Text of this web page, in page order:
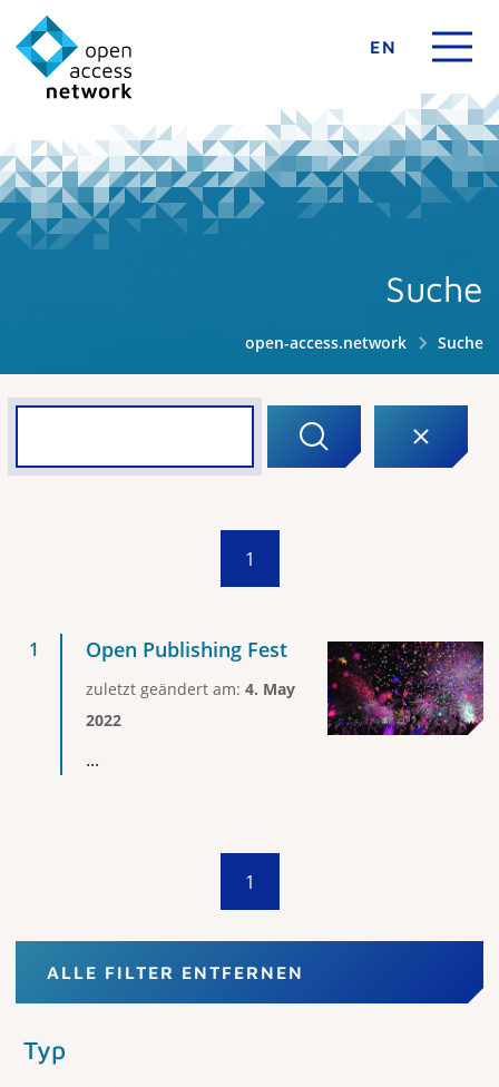
EN
Suche
open-access.network Suche
1
Open Publishing Fest
zuletzt geändert am: 4. May
2022
...
1
ALLE FILTER ENTFERNEN
Typ